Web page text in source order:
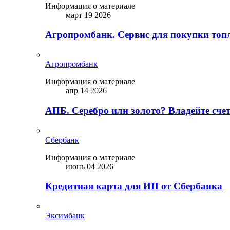
Информация о материале
март 19 2026
Агропромбанк. Сервис для покупки
Агропромбанк
Информация о материале
апр 14 2026
АПБ. Серебро или золото? Владейте
Сбербанк
Информация о материале
июнь 04 2026
Кредитная карта для ИП от Сбербанка
Эксимбанк